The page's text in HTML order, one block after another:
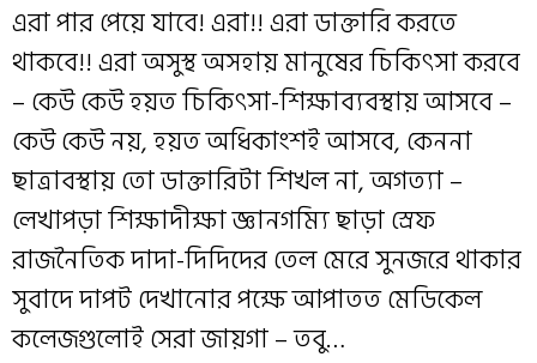
এরা পার পেয়ে যাবে! এরা!! এরা ডাক্তারি করতে
থাকবে!! এরা অসুস্থ অসহায় মানুষের চিকিৎসা করবে
– কেউ কেউ হয়ত চিকিৎসা-শিক্ষাব্যবস্থায় আসবে –
কেউ কেউ নয়, হয়ত অধিকাংশই আসবে, কেননা
ছাত্রাবস্থায় তো ডাক্তারিটা শিখল না, অগত্যা –
লেখাপড়া শিক্ষাদীক্ষা জ্ঞানগম্যি ছাড়া স্রেফ
রাজনৈতিক দাদা-দিদিদের তেল মেরে সুনজরে থাকার
সুবাদে দাপট দেখানোর পক্ষে আপাতত মেডিকেল
কলেজগুলোই সেরা জায়গা – তবু…